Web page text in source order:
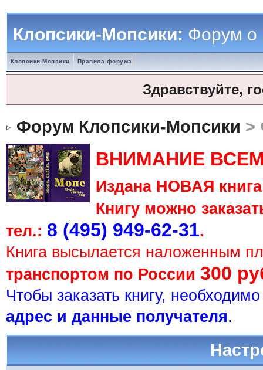
Клопсики-Мопсики:Форум о
Клопсики-Мопсики Правила форума
Здравствуйте,
Форум Клопсики-Мопсики >
ВНИМАНИЕ
Издана НОВАЯ
Книгу можно
тел.: 8 (495) 949-62-31.
Книга высылается наложенным
транспортом по России 300
Чтобы заказать книгу,
адрес и данные получателя.